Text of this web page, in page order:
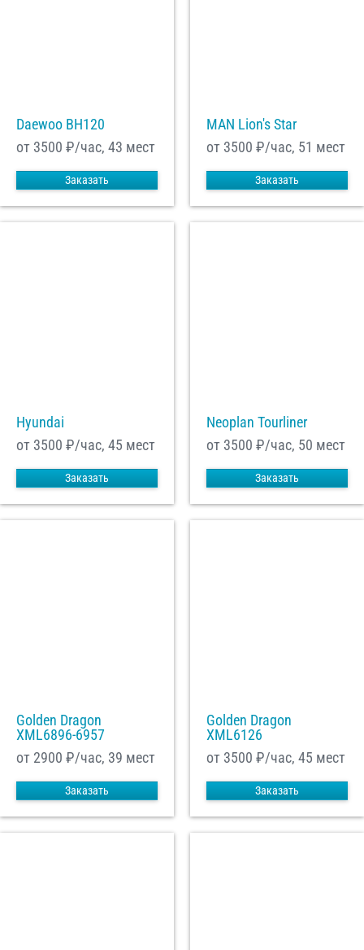
Daewoo ВН120
от 3500 ₽/час, 43 мест
Заказать
MAN Lion's Star
от 3500 ₽/час, 51 мест
Заказать
Hyundai
от 3500 ₽/час, 45 мест
Заказать
Neoplan Tourliner
от 3500 ₽/час, 50 мест
Заказать
Golden Dragon
XML6896-6957
от 2900 ₽/час, 39 мест
Заказать
Golden Dragon
XML6126
от 3500 ₽/час, 45 мест
Заказать